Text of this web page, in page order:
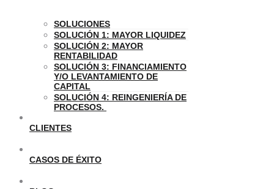
SOLUCIONES
SOLUCIÓN 1: MAYOR LIQUIDEZ
SOLUCIÓN 2: MAYOR
RENTABILIDAD
SOLUCIÓN 3: FINANCIAMIENTO
Y/O LEVANTAMIENTO DE
CAPITAL
SOLUCIÓN 4: REINGENIERÍA DE
PROCESOS.
CLIENTES
CASOS DE ÉXITO